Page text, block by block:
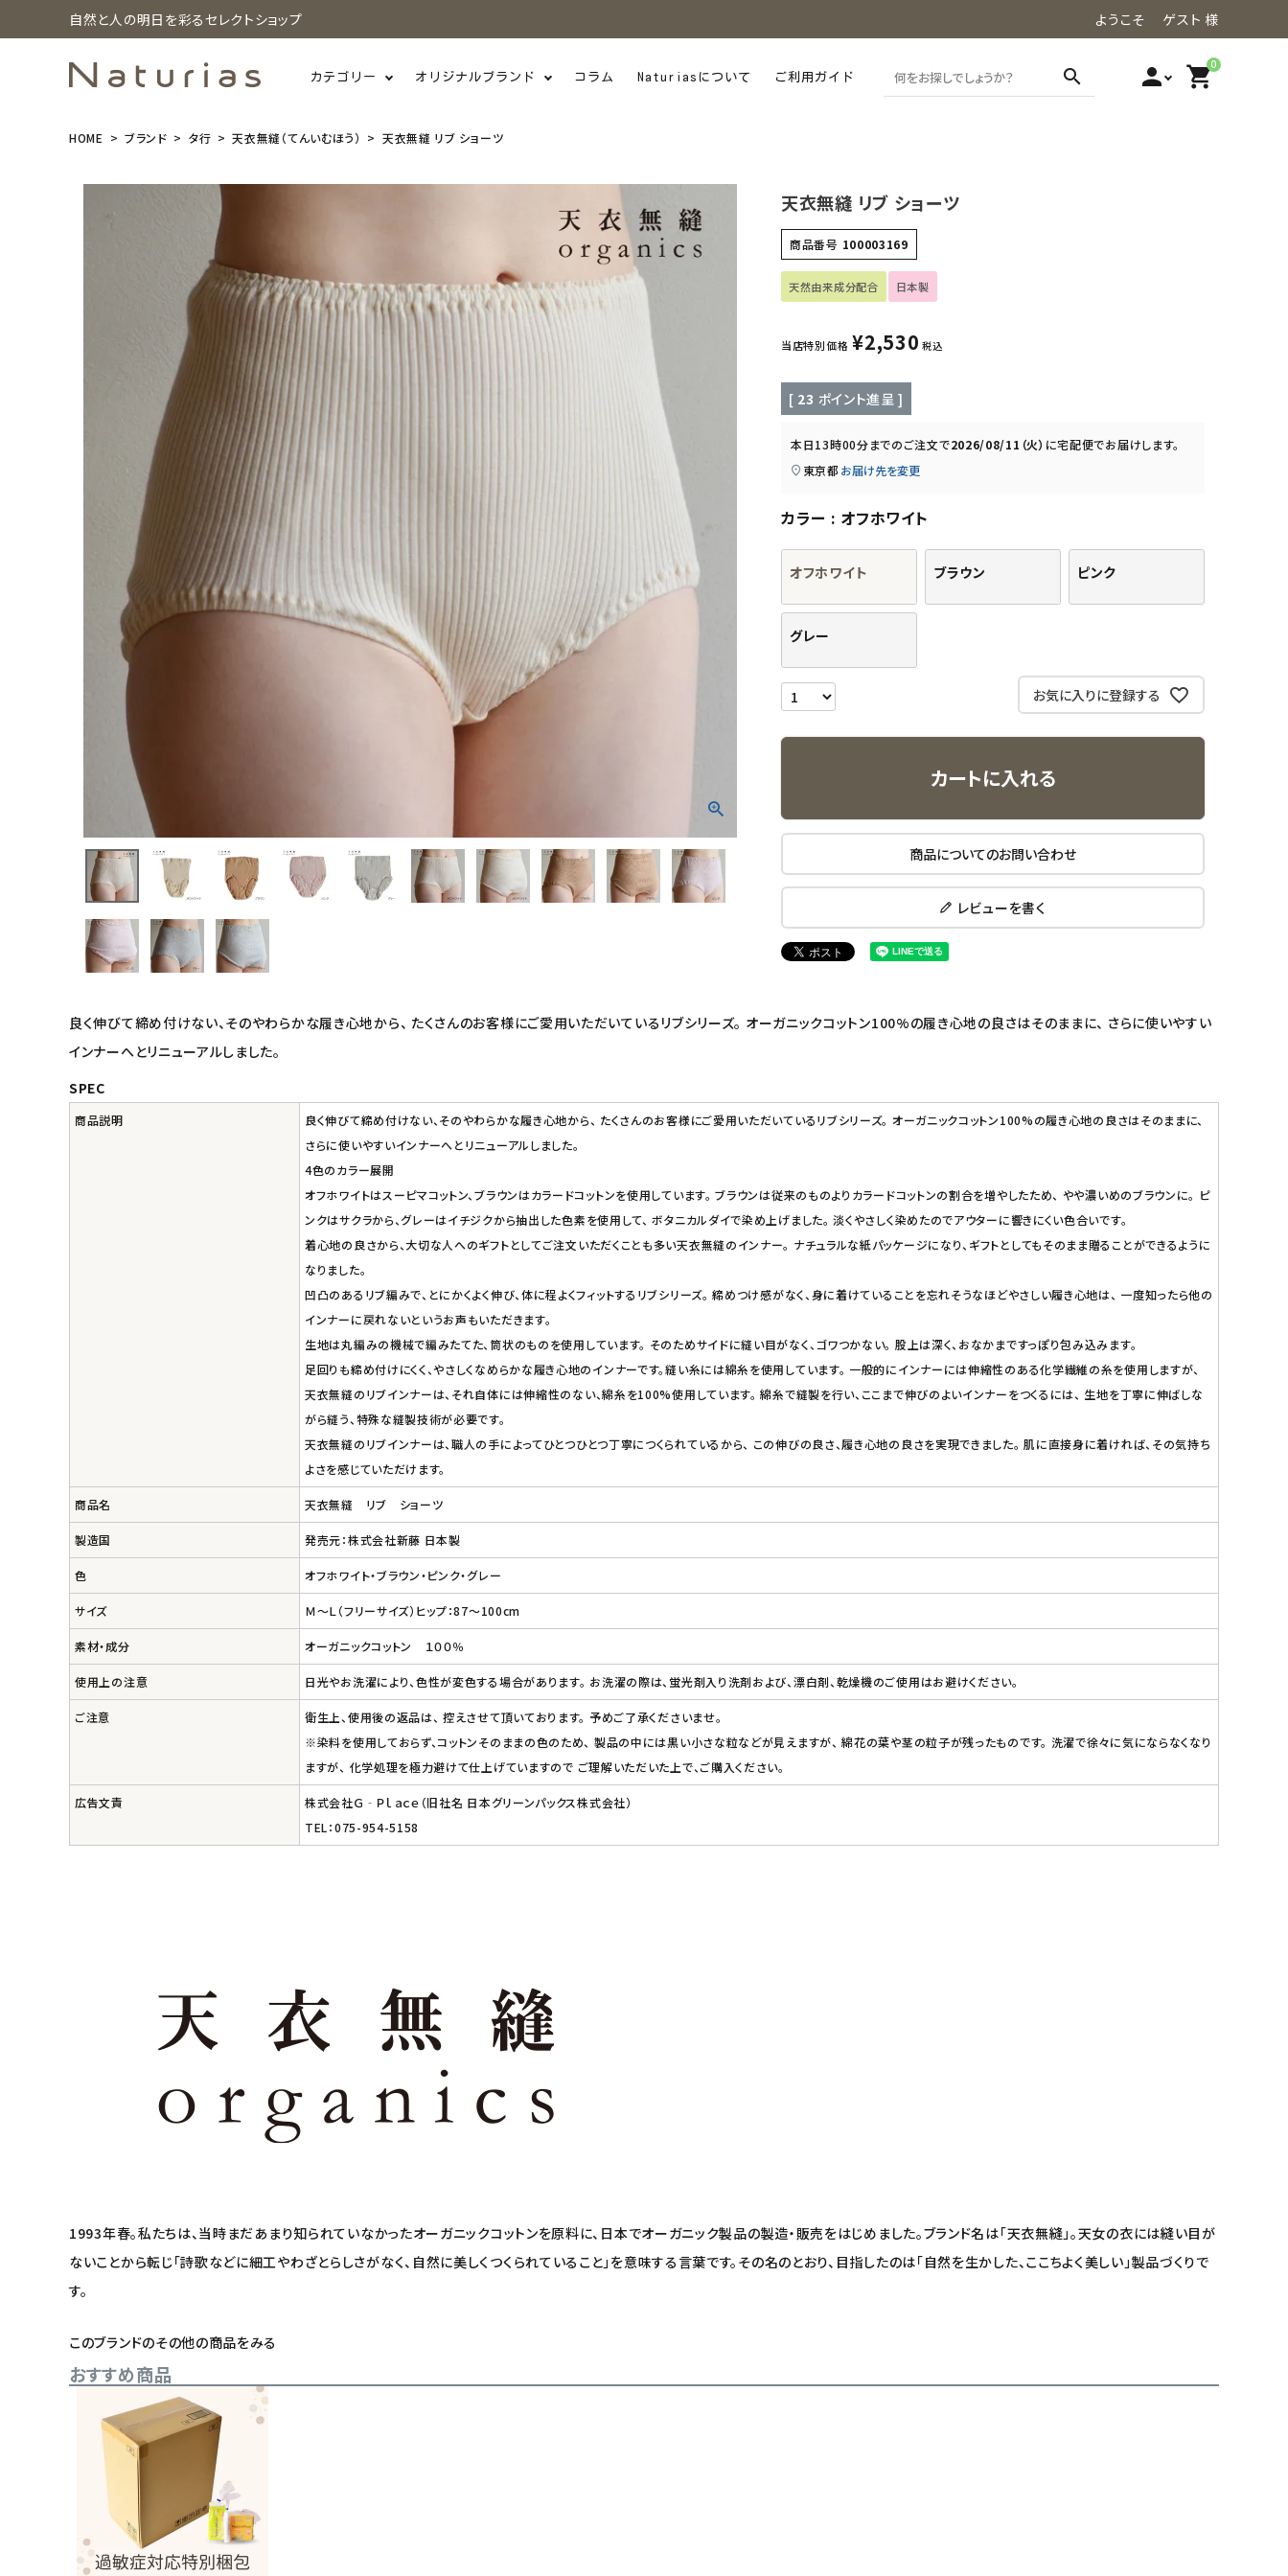
自然と人の明日を彩るセレクトショップ ようこそ ゲスト 様
カテゴリー オリジナルブランド コラム Naturiasについて ご利用ガイド search person 0
shopping_cart
カテゴリーから探す
美容・コスメ・香水
インナー・下着・ナイトウェア
キッズ・ベビー・マタニティ
キッチン用品
フード・ドリンク
定期購入
オリジナルブランド
ご利用ガイド等
アカウント情報
ようこそ ゲスト 様
ログイン
HOME ブランド タ行 天衣無縫（てんいむほう） 天衣無縫 リブ ショーツ
天衣無縫 リブ ショーツ
商品番号 100003169
天然由来成分配合 日本製
当店特別価格 ¥2,530 税込
[ 23 ポイント進呈 ]
本日13時00分までのご注文で2026/08/11（火） に宅配便でお届けします。
東京都 お届け先を変更
カラー オフホワイト
オフホワイト ブラウン ピンク
グレー
お気に入りに登録する
カートに入れる
商品についてのお問い合わせ
レビューを書く
良く伸びて締め付けない、そのやわらかな履き心地から、 たくさんのお客様にご愛用いただいているリブシリーズ。 オーガニックコットン100%の履き心地の良さはそのままに、 さらに使いやすい
インナーへとリニューアルしました。
SPEC
商品説明
良く伸びて締め付けない、そのやわらかな履き心地から、 たくさんのお客様にご愛用いただいているリブシリーズ。 オーガニックコットン100%の履き心地の良さはそのままに、
さらに使いやすいインナーへとリニューアルしました。
4色のカラー展開
オフホワイトはスーピマコットン、ブラウンはカラードコットンを使用しています。 ブラウンは従来のものよりカラードコットンの割合を増やしたため、 やや濃いめのブラウンに。 ピ
ンクはサクラから、グレーはイチジクから抽出した色素を使用して、 ボタニカルダイで染め上げました。 淡くやさしく染めたのでアウターに響きにくい色合いです。
着心地の良さから、大切な人へのギフトとしてご注文いただくことも多い天衣無縫のインナー。 ナチュラルな紙パッケージになり、ギフトとしてもそのまま贈ることができるように
なりました。
凹凸のあるリブ編みで、とにかくよく伸び、体に程よくフィットするリブシリーズ。 締めつけ感がなく、身に着けていることを忘れそうなほどやさしい履き心地は、 一度知ったら他の
インナーに戻れないというお声もいただきます。
生地は丸編みの機械で編みたてた、筒状のものを使用しています。 そのためサイドに縫い目がなく、ゴワつかない。 股上は深く、おなかまですっぽり包み込みます。
足回りも締め付けにくく、やさしくなめらかな履き心地のインナーです。縫い糸には綿糸を使用しています。 一般的にインナーには伸縮性のある化学繊維の糸を使用しますが、
天衣無縫のリブインナーは、それ自体には伸縮性のない、綿糸を100%使用しています。 綿糸で縫製を行い、ここまで伸びのよいインナーをつくるには、 生地を丁寧に伸ばしな
がら縫う、特殊な縫製技術が必要です。
天衣無縫のリブインナーは、職人の手によってひとつひとつ丁寧につくられているから、 この伸びの良さ、履き心地の良さを実現できました。 肌に直接身に着ければ、その気持ち
よさを感じていただけます。
商品名 天衣無縫 リブ ショーツ
製造国 発売元：株式会社新藤 日本製
色 オフホワイト・ブラウン・ピンク・グレー
サイズ Ｍ～Ｌ（フリーサイズ）ヒップ：87～100cm
素材・成分 オーガニックコットン １００％
使用上の注意 日光やお洗濯により、色性が変色する場合があります。 お洗濯の際は、蛍光剤入り洗剤および、漂白剤、乾燥機のご使用はお避けください。
ご注意
衛生上、使用後の返品は、 控えさせて頂いております。 予めご了承くださいませ。
※染料を使用しておらず、コットンそのままの色のため、 製品の中には黒い小さな粒などが見えますが、 綿花の葉や茎の粒子が残ったものです。 洗濯で徐々に気にならなくなり
ますが、 化学処理を極力避けて仕上げていますので ご理解いただいた上で、ご購入ください。
広告文責
株式会社Ｇ‐Ｐｌａｃｅ（旧社名 日本グリーンパックス株式会社）
TEL：075-954-5158
1993年春。私たちは、当時まだあまり知られていなかったオーガニックコットンを原料に、日本でオーガニック製品の製造・販売をはじめました。ブランド名は「天衣無縫」。天女の衣には縫い目が
ないことから転じ「詩歌などに細工やわざとらしさがなく、自然に美しくつくられていること」を意味する言葉です。その名のとおり、目指したのは「自然を生かした、ここちよく美しい」製品づくりで
す。
このブランドのその他の商品をみる
おすすめ商品